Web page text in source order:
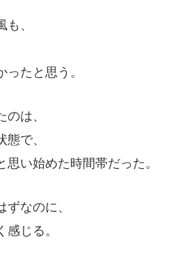
、
たと思う。
は、
で、
思い始めた時間帯だった。
なのに、
じる。